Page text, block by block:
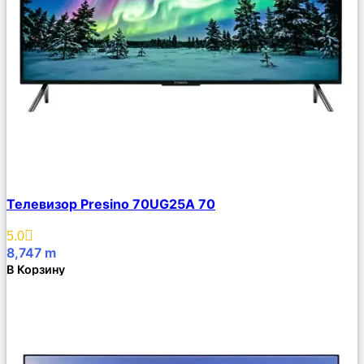
Описание
Избранное
Телевизор Presino 70UG25A 70
5.0
8,747 m
В Корзину